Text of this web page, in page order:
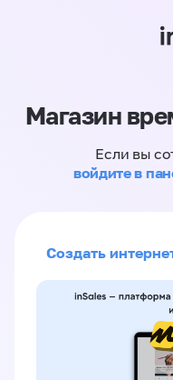
Магазин
Если вы
войдите в
Создать